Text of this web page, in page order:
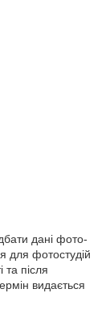
дані фото-
для фотостудій
після
видається